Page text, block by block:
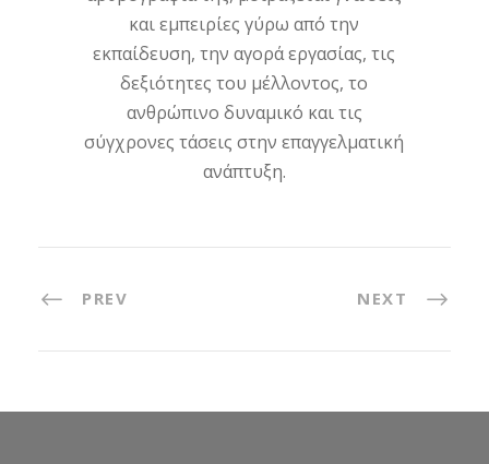
και εμπειρίες γύρω από την
εκπαίδευση, την αγορά εργασίας, τις
δεξιότητες του μέλλοντος, το
ανθρώπινο δυναμικό και τις
σύγχρονες τάσεις στην επαγγελματική
ανάπτυξη.
PREV NEXT